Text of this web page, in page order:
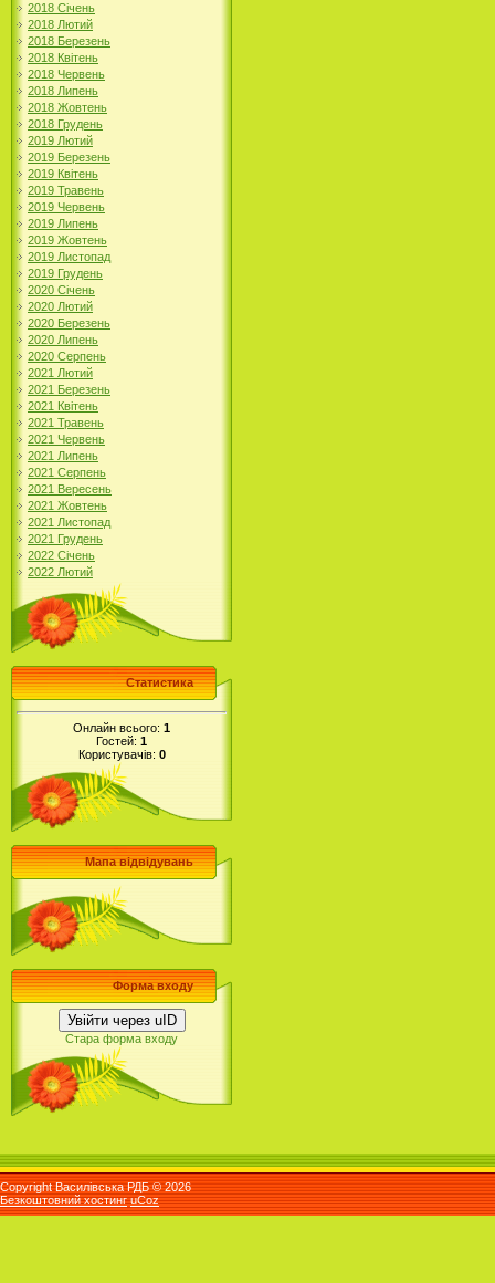
2018 Січень
2018 Лютий
2018 Березень
2018 Квітень
2018 Червень
2018 Липень
2018 Жовтень
2018 Грудень
2019 Лютий
2019 Березень
2019 Квітень
2019 Травень
2019 Червень
2019 Липень
2019 Жовтень
2019 Листопад
2019 Грудень
2020 Січень
2020 Лютий
2020 Березень
2020 Липень
2020 Серпень
2021 Лютий
2021 Березень
2021 Квітень
2021 Травень
2021 Червень
2021 Липень
2021 Серпень
2021 Вересень
2021 Жовтень
2021 Листопад
2021 Грудень
2022 Січень
2022 Лютий
Статистика
Онлайн всього: 1
Гостей: 1
Користувачів: 0
Мапа відвідувань
Форма входу
Увійти через uID
Стара форма входу
Copyright Василівська РДБ © 2026
Безкоштовний хостинг uCoz